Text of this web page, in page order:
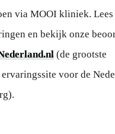
via MOOI kliniek.
en bekijk onze
(de grootste
voor de